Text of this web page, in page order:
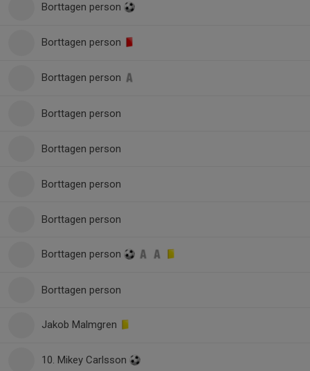
Borttagen person
Borttagen person
Borttagen person
Borttagen person
Borttagen person
Borttagen person
Borttagen person
Borttagen person
Borttagen person
Jakob Malmgren
10. Mikey Carlsson